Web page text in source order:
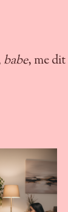
babe, me dit